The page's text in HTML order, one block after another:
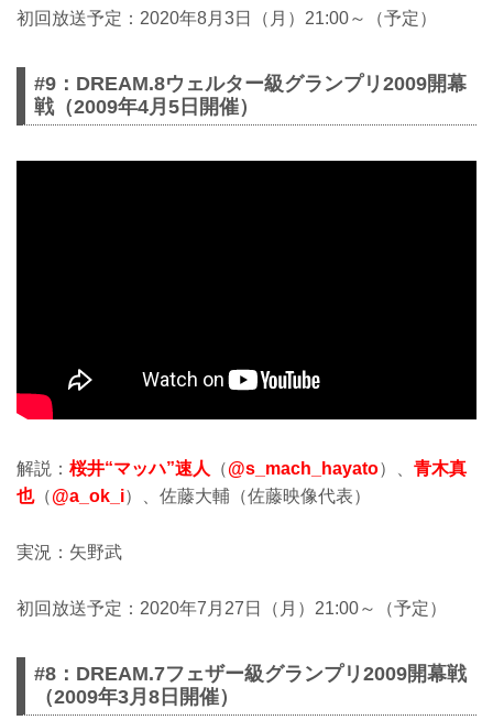
初回放送予定：2020年8月3日（月）21:00～（予定）
#9：DREAM.8ウェルター級グランプリ2009開幕
戦（2009年4月5日開催）
解説： 桜井“マッハ”速人 （@s_mach_hayato）、 青木真
也（@a_ok_i）、佐藤大輔（佐藤映像代表）
実況：矢野武
初回放送予定：2020年7月27日（月）21:00～（予定）
#8：DREAM.7フェザー級グランプリ2009開幕戦
（2009年3月8日開催）